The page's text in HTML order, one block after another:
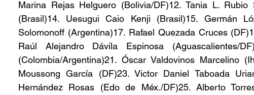
Marina Rejas Helguero (Bolivia/DF)12. Tania L.
(Brasil)14. Uesugui Caio Kenji (Brasil)15. Germán
Solomonoff (Argentina)17. Rafael Quezada Cruces
Raúl Alejandro Dávila Espinosa (Aguascalientes/
(Colombia/Argentina)21. Óscar Valdovinos Marcelino
Moussong García (DF)23. Victor Daniel Taboada
Hernández Rosas (Edo de Méx./DF)25. Alberto